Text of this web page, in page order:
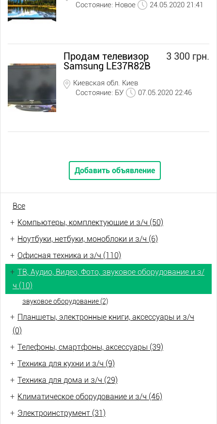
Состояние: Новое
24.05.2020 21:41
3 300 грн.
Продам телевизор
Samsung LE37R82B
Киевская обл. Киев
Состояние: БУ
07.05.2020 22:46
Добавить объявление
Все
+ Компьютеры, комплектующие и з/ч (50)
+ Ноутбуки, нетбуки, моноблоки и з/ч (6)
+ Офисная техника и з/ч (110)
+ ТВ, Аудио, Видео, Фото, звуковое оборудование и з/
ч (10)
звуковое оборудование (2)
+ Планшеты, электронные книги, аксессуары и з/ч
(0)
+ Телефоны, смартфоны, аксессуары (39)
+ Техника для кухни и з/ч (9)
+ Техника для дома и з/ч (29)
+ Климатическое оборудование и з/ч (46)
+ Электроинструмент (31)